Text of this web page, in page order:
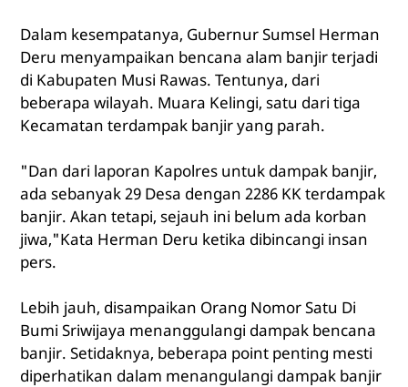
Dalam kesempatanya, Gubernur Sumsel Herman
Deru menyampaikan bencana alam banjir terjadi
di Kabupaten Musi Rawas. Tentunya, dari
beberapa wilayah. Muara Kelingi, satu dari tiga
Kecamatan terdampak banjir yang parah.
"Dan dari laporan Kapolres untuk dampak banjir,
ada sebanyak 29 Desa dengan 2286 KK terdampak
banjir. Akan tetapi, sejauh ini belum ada korban
jiwa,"Kata Herman Deru ketika dibincangi insan
pers.
Lebih jauh, disampaikan Orang Nomor Satu Di
Bumi Sriwijaya menanggulangi dampak bencana
banjir. Setidaknya, beberapa point penting mesti
diperhatikan dalam menangulangi dampak banjir